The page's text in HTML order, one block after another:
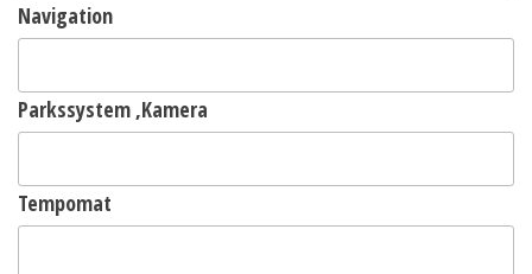
Navigation
Parkssystem ,Kamera
Tempomat